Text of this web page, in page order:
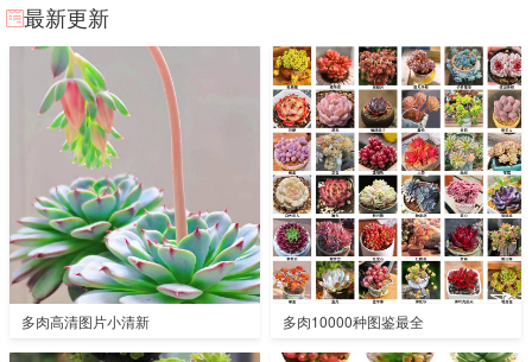
最新更新
多肉高清图片小清新 多肉10000种图鉴最全